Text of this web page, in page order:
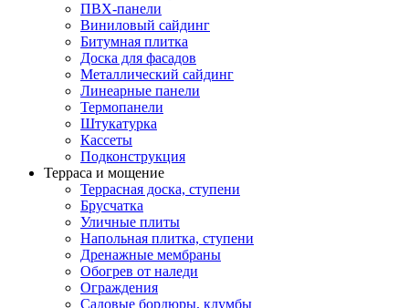
ПВХ-панели
Виниловый сайдинг
Битумная плитка
Доска для фасадов
Металлический сайдинг
Линеарные панели
Термопанели
Штукатурка
Кассеты
Подконструкция
Терраса и мощение
Террасная доска, ступени
Брусчатка
Уличные плиты
Напольная плитка, ступени
Дренажные мембраны
Обогрев от наледи
Ограждения
Садовые бордюры, клумбы